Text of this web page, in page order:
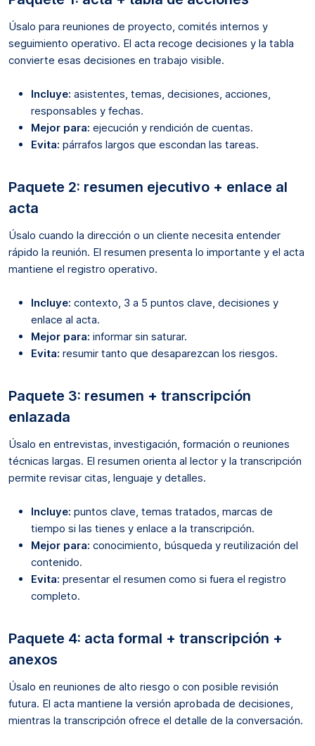
Úsalo para reuniones de proyecto, comités internos y
seguimiento operativo. El acta recoge decisiones y la tabla
convierte esas decisiones en trabajo visible.
Incluye: asistentes, temas, decisiones, acciones,
responsables y fechas.
Mejor para: ejecución y rendición de cuentas.
Evita: párrafos largos que escondan las tareas.
Paquete 2: resumen ejecutivo + enlace al
acta
Úsalo cuando la dirección o un cliente necesita entender
rápido la reunión. El resumen presenta lo importante y el acta
mantiene el registro operativo.
Incluye: contexto, 3 a 5 puntos clave, decisiones y
enlace al acta.
Mejor para: informar sin saturar.
Evita: resumir tanto que desaparezcan los riesgos.
Paquete 3: resumen + transcripción
enlazada
Úsalo en entrevistas, investigación, formación o reuniones
técnicas largas. El resumen orienta al lector y la transcripción
permite revisar citas, lenguaje y detalles.
Incluye: puntos clave, temas tratados, marcas de
tiempo si las tienes y enlace a la transcripción.
Mejor para: conocimiento, búsqueda y reutilización del
contenido.
Evita: presentar el resumen como si fuera el registro
completo.
Paquete 4: acta formal + transcripción +
anexos
Úsalo en reuniones de alto riesgo o con posible revisión
futura. El acta mantiene la versión aprobada de decisiones,
mientras la transcripción ofrece el detalle de la conversación.